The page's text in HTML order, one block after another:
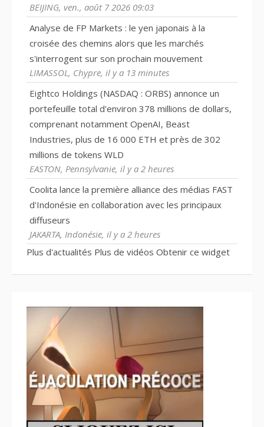
BEIJING, ven., août 7 2026 09:03
Analyse de FP Markets : le yen japonais à la
croisée des chemins alors que les marchés
s'interrogent sur son prochain mouvement
LIMASSOL, Chypre, il y a 13 minutes
Eightco Holdings (NASDAQ : ORBS) annonce un
portefeuille total d'environ 378 millions de dollars,
comprenant notamment OpenAI, Beast
Industries, plus de 16 000 ETH et près de 302
millions de tokens WLD
EASTON, Pennsylvanie, il y a 2 heures
Coolita lance la première alliance des médias FAST
d'Indonésie en collaboration avec les principaux
diffuseurs
JAKARTA, Indonésie, il y a 2 heures
Plus d'actualités Plus de vidéos Obtenir ce widget